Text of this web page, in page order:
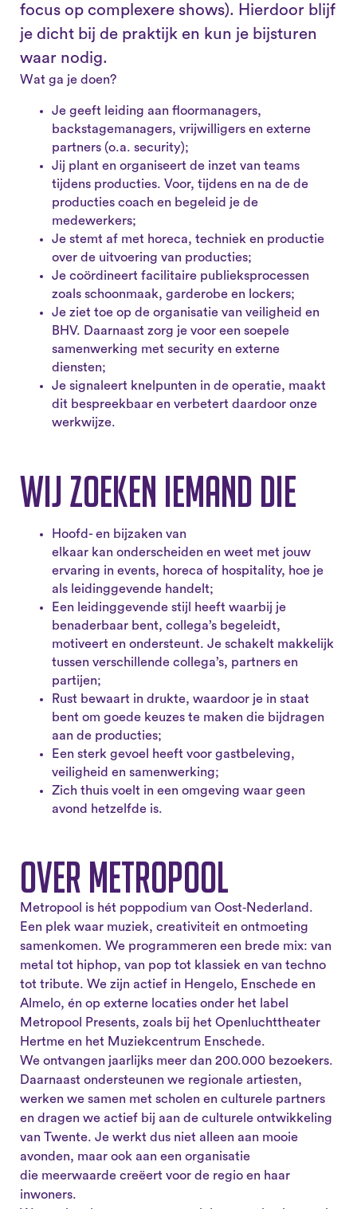
focus op complexere shows). Hierdoor blijf
je dicht bij de praktijk en kun je bijsturen
waar nodig.
Wat ga je doen?
Je geeft leiding aan floormanagers,
backstagemanagers, vrijwilligers en externe
partners (o.a. security);
Jij plant en organiseert de inzet van teams
tijdens producties. Voor, tijdens en na de de
producties coach en begeleid je de
medewerkers;
Je stemt af met horeca, techniek en productie
over de uitvoering van producties;
Je coördineert facilitaire publieksprocessen
zoals schoonmaak, garderobe en lockers;
Je ziet toe op de organisatie van veiligheid en
BHV. Daarnaast zorg je voor een soepele
samenwerking met security en externe
diensten;
Je signaleert knelpunten in de operatie, maakt
dit bespreekbaar en verbetert daardoor onze
werkwijze.
Wij zoeken iemand die
Hoofd- en bijzaken van
elkaar kan onderscheiden en weet met jouw
ervaring in events, horeca of hospitality, hoe je
als leidinggevende handelt;
Een leidinggevende stijl heeft waarbij je
benaderbaar bent, collega’s begeleidt,
motiveert en ondersteunt. Je schakelt makkelijk
tussen verschillende collega’s, partners en
partijen;
Rust bewaart in drukte, waardoor je in staat
bent om goede keuzes te maken die bijdragen
aan de producties;
Een sterk gevoel heeft voor gastbeleving,
veiligheid en samenwerking;
Zich thuis voelt in een omgeving waar geen
avond hetzelfde is.
Over Metropool
Metropool is hét poppodium van Oost‑Nederland.
Een plek waar muziek, creativiteit en ontmoeting
samenkomen. We programmeren een brede mix: van
metal tot hiphop, van pop tot klassiek en van techno
tot tribute. We zijn actief in Hengelo, Enschede en
Almelo, én op externe locaties onder het label
Metropool Presents, zoals bij het Openluchttheater
Hertme en het Muziekcentrum Enschede.
We ontvangen jaarlijks meer dan 200.000 bezoekers.
Daarnaast ondersteunen we regionale artiesten,
werken we samen met scholen en culturele partners
en dragen we actief bij aan de culturele ontwikkeling
van Twente. Je werkt dus niet alleen aan mooie
avonden, maar ook aan een organisatie
die meerwaarde creëert voor de regio en haar
inwoners.